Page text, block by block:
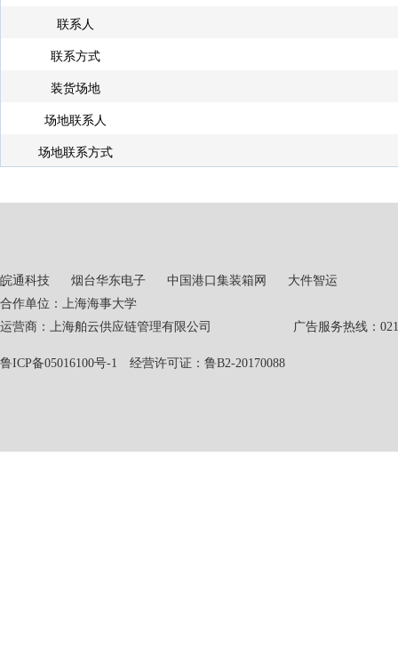
联系人
联系方式
装货场地
场地联系人
场地联系方式
皖通科技 烟台华东电子 中国港口集装箱网
大件智运
合作单位：上海海事大学
运营商：上海舶云供应链管理有限公司 广告服务热线：021-
鲁ICP备05016100号-1 经营许可证：鲁B2-20170088